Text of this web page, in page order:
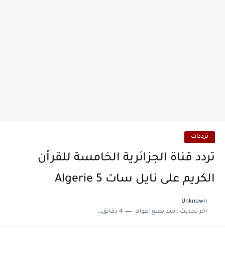
ترددات
تردد قناة الجزائرية الخامسة للقرأن
الكريم على نايل سات Algerie 5
Unknown
اخر تحديث :منذ بضع اعوام 4 دقائق للقراءة